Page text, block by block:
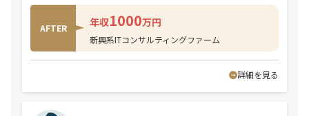
AFTER 年収1000万円
新興系ITコンサルティングファーム
詳細を見る